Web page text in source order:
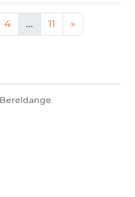
4 ... 11 »
Bereldange